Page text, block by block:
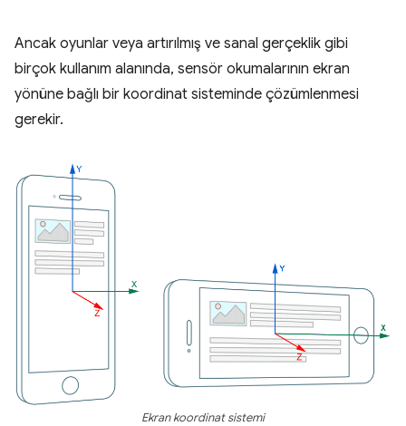
Ancak oyunlar veya artırılmış ve sanal gerçeklik gibi
birçok kullanım alanında, sensör okumalarının ekran
yönüne bağlı bir koordinat sisteminde çözümlenmesi
gerekir.
Ekran koordinat sistemi